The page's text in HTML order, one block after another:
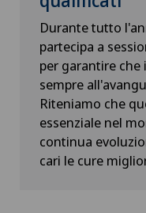
Durante tutto
partecipa a
per garantire che
sempre
Riteniamo che
essenziale nel
continua
cari le cure